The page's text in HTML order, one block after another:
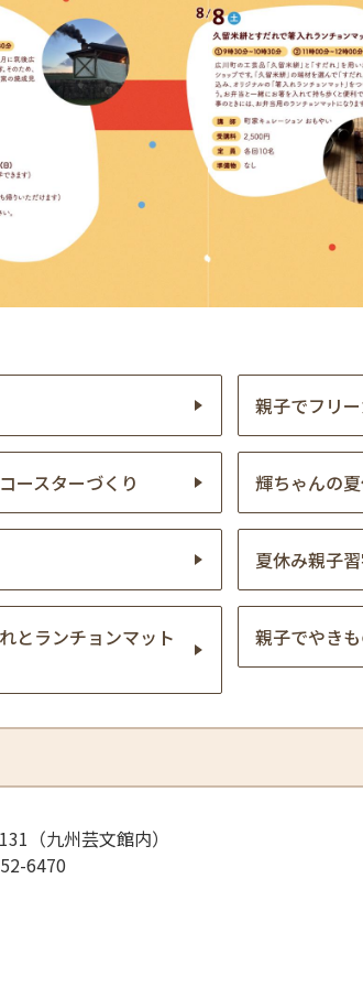
親子でフリ
ースターづくり 輝ちゃんの
夏休み親子
とランチョンマット
親子でやき
（九州芸文館内）
6470